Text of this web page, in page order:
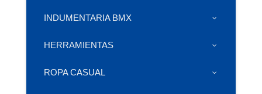
INDUMENTARIA BMX
HERRAMIENTAS
ROPA CASUAL